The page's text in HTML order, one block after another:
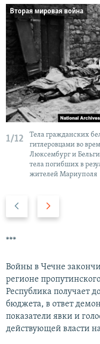
Вторая мировая война
1/12
Тела гражданских
гитлеровцами во
Люксембург и
тела погибших в
жителей Мариуполя
д
д
у
щ
и
й
с
ю
щ
и
й
с
л
***
Войны в Чечне
регионе
Республика получает
бюджета, в ответ
показатели явки и
действующей власти